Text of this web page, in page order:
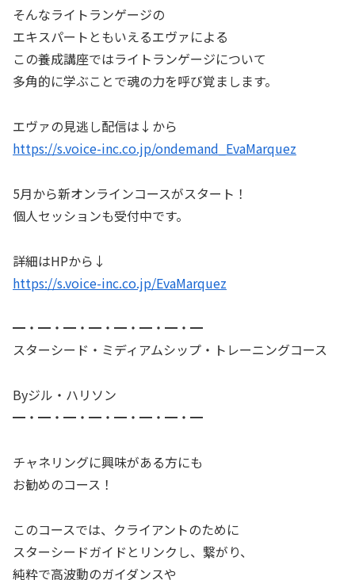
そんなライトランゲージの
エキスパートともいえるエヴァによる
この養成講座ではライトランゲージについて
多角的に学ぶことで魂の力を呼び覚まします。
エヴァの見逃し配信は↓から
https://s.voice-inc.co.jp/ondemand_EvaMarquez
5月から新オンラインコースがスタート！
個人セッションも受付中です。
詳細はHPから↓
https://s.voice-inc.co.jp/EvaMarquez
━・━・━・━・━・━・━・━
スターシード・ミディアムシップ・トレーニングコース
Byジル・ハリソン
━・━・━・━・━・━・━・━
チャネリングに興味がある方にも
お勧めのコース！
このコースでは、クライアントのために
スターシードガイドとリンクし、繋がり、
純粋で高波動のガイダンスや